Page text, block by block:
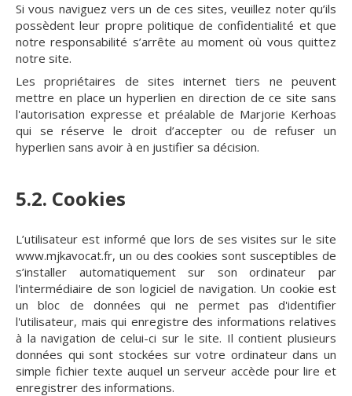
Si vous naviguez vers un de ces sites, veuillez noter qu’ils
possèdent leur propre politique de confidentialité et que
notre responsabilité s’arrête au moment où vous quittez
notre site.
Les propriétaires de sites internet tiers ne peuvent
mettre en place un hyperlien en direction de ce site sans
l'autorisation expresse et préalable de Marjorie Kerhoas
qui se réserve le droit d’accepter ou de refuser un
hyperlien sans avoir à en justifier sa décision.
5.2. Cookies
L’utilisateur est informé que lors de ses visites sur le site
www.mjkavocat.fr, un ou des cookies sont susceptibles de
s’installer automatiquement sur son ordinateur par
l'intermédiaire de son logiciel de navigation. Un cookie est
un bloc de données qui ne permet pas d'identifier
l'utilisateur, mais qui enregistre des informations relatives
à la navigation de celui-ci sur le site. Il contient plusieurs
données qui sont stockées sur votre ordinateur dans un
simple fichier texte auquel un serveur accède pour lire et
enregistrer des informations.